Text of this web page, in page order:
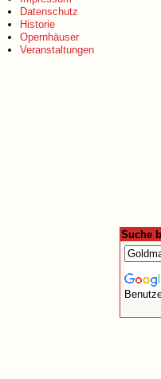
Datenschutz
Historie
Opernhäuser
Veranstaltungen
Suche